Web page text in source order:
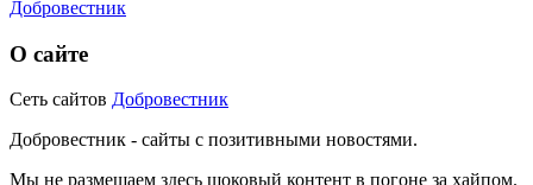
Добровестник
О сайте
Сеть сайтов Добровестник
Добровестник - сайты с позитивными новостями.
Мы не размещаем здесь шоковый контент в погоне за хайпом.